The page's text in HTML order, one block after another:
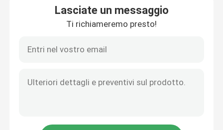
Lasciate un messaggio
Ti richiameremo presto!